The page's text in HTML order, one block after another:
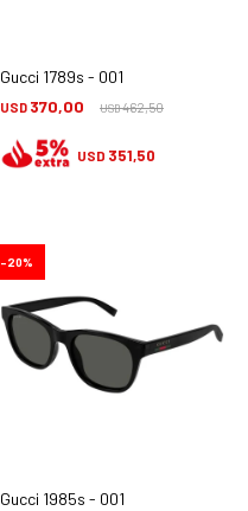
Gucci 1789s - 001
USD 370,00 USD462,50
USD 351,50
Gucci 1985s - 001
20